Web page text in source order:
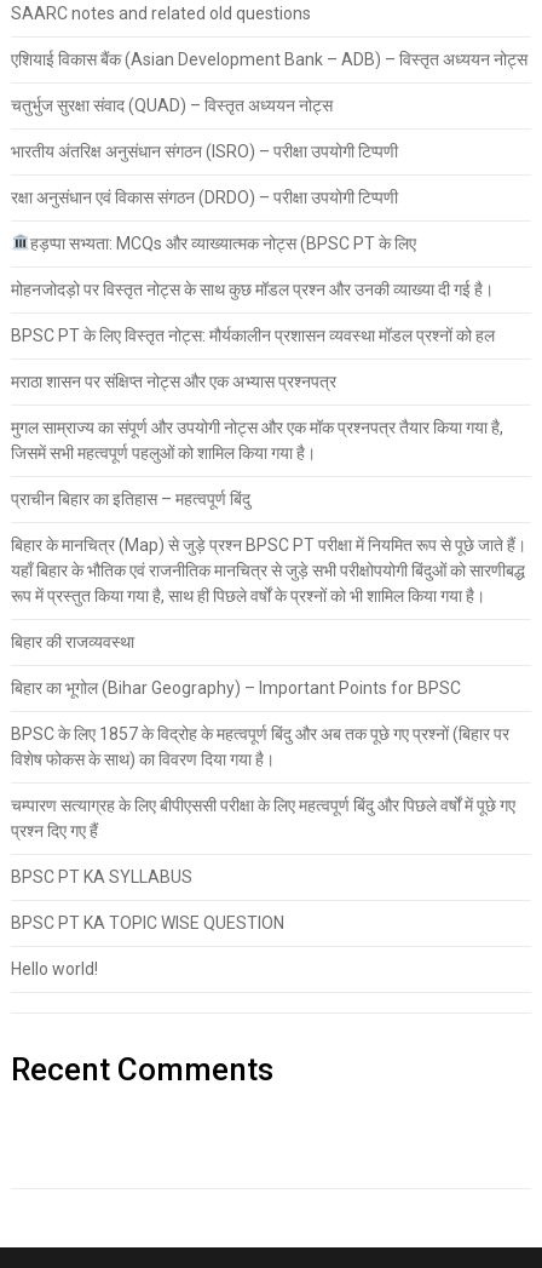
SAARC notes and related old questions
एशियाई विकास बैंक (Asian Development Bank – ADB) – विस्तृत अध्ययन नोट्स
चतुर्भुज सुरक्षा संवाद (QUAD) – विस्तृत अध्ययन नोट्स
भारतीय अंतरिक्ष अनुसंधान संगठन (ISRO) – परीक्षा उपयोगी टिप्पणी
रक्षा अनुसंधान एवं विकास संगठन (DRDO) – परीक्षा उपयोगी टिप्पणी
हड़प्पा सभ्यता: MCQs और व्याख्यात्मक नोट्स (BPSC PT के लिए
मोहनजोदड़ो पर विस्तृत नोट्स के साथ कुछ मॉडल प्रश्न और उनकी व्याख्या दी गई है।
BPSC PT के लिए विस्तृत नोट्स: मौर्यकालीन प्रशासन व्यवस्था मॉडल प्रश्नों को हल
मराठा शासन पर संक्षिप्त नोट्स और एक अभ्यास प्रश्नपत्र
मुगल साम्राज्य का संपूर्ण और उपयोगी नोट्स और एक मॉक प्रश्नपत्र तैयार किया गया है,
जिसमें सभी महत्वपूर्ण पहलुओं को शामिल किया गया है।
प्राचीन बिहार का इतिहास – महत्वपूर्ण बिंदु
बिहार के मानचित्र (Map) से जुड़े प्रश्न BPSC PT परीक्षा में नियमित रूप से पूछे जाते हैं।
यहाँ बिहार के भौतिक एवं राजनीतिक मानचित्र से जुड़े सभी परीक्षोपयोगी बिंदुओं को सारणीबद्ध
रूप में प्रस्तुत किया गया है, साथ ही पिछले वर्षों के प्रश्नों को भी शामिल किया गया है।
बिहार की राजव्यवस्था
बिहार का भूगोल (Bihar Geography) – Important Points for BPSC
BPSC के लिए 1857 के विद्रोह के महत्वपूर्ण बिंदु और अब तक पूछे गए प्रश्नों (बिहार पर
विशेष फोकस के साथ) का विवरण दिया गया है।
चम्पारण सत्याग्रह के लिए बीपीएससी परीक्षा के लिए महत्वपूर्ण बिंदु और पिछले वर्षों में पूछे गए
प्रश्न दिए गए हैं
BPSC PT KA SYLLABUS
BPSC PT KA TOPIC WISE QUESTION
Hello world!
Recent Comments